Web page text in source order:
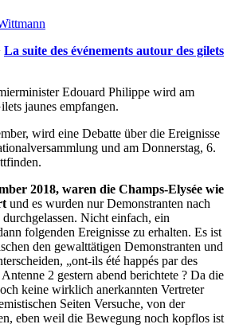
La suite des événements autour des gilets
Edouard Philippe wird am
jaunes empfangen.
wird eine Debatte über die Ereignisse
und am Donnerstag, 6.
2018, waren die Champs-Elysée wie
und es wurden nur Demonstranten nach
Nicht einfach, ein
folgenden Ereignisse zu erhalten. Es ist
den gewalttätigen Demonstranten und
„ont-ils été happés par des
2 gestern abend berichtete ? Da die
keine wirklich anerkannten Vertreter
Seiten Versuche, von der
eben weil die Bewegung noch kopflos ist